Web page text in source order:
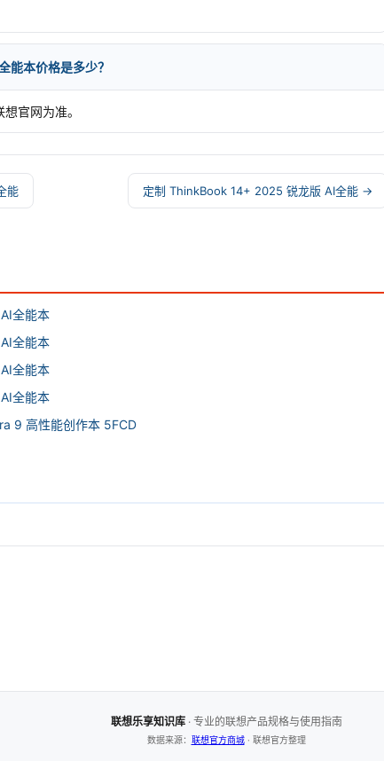
本价格是多少？
官网为准。
能 定制 ThinkBook 14+ 2025 锐龙版 AI全能 →
全能本
全能本
全能本
全能本
9 高性能创作本 5FCD
联想乐享知识库· 专业的联想产品规格与使用指南
数据来源： 联想官方商城· 联想官方整理